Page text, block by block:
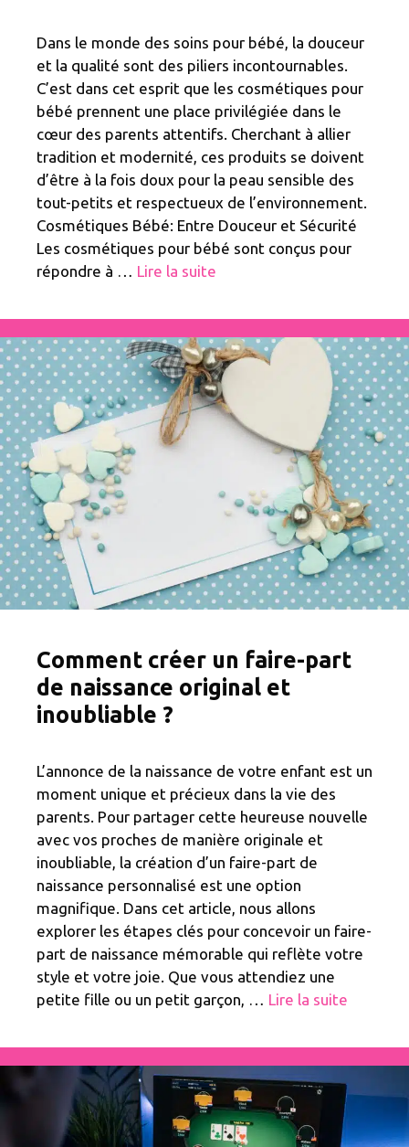
Dans le monde des soins pour bébé, la douceur
et la qualité sont des piliers incontournables.
C’est dans cet esprit que les cosmétiques pour
bébé prennent une place privilégiée dans le
cœur des parents attentifs. Cherchant à allier
tradition et modernité, ces produits se doivent
d’être à la fois doux pour la peau sensible des
tout-petits et respectueux de l’environnement.
Cosmétiques Bébé: Entre Douceur et Sécurité
Les cosmétiques pour bébé sont conçus pour
répondre à … Lire la suite
Comment créer un faire-part
de naissance original et
inoubliable ?
L’annonce de la naissance de votre enfant est un
moment unique et précieux dans la vie des
parents. Pour partager cette heureuse nouvelle
avec vos proches de manière originale et
inoubliable, la création d’un faire-part de
naissance personnalisé est une option
magnifique. Dans cet article, nous allons
explorer les étapes clés pour concevoir un faire-
part de naissance mémorable qui reflète votre
style et votre joie. Que vous attendiez une
petite fille ou un petit garçon, … Lire la suite